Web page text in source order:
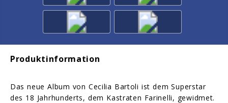
Produktinformation
Das neue Album von Cecilia Bartoli ist dem Superstar
des 18 Jahrhunderts, dem Kastraten Farinelli, gewidmet.